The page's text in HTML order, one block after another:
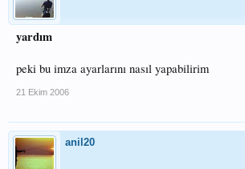
yardım
peki bu imza ayarlarını nasıl yapabilirim
21 Ekim 2006
anil20